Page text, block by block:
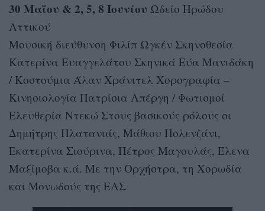
30 Μαΐου & 2, 5, 8 Ιουνίου Ωδείο Ηρώδου
Αττικού
Μουσική διεύθυνση Φιλίπ Ωγκέν Σκηνοθεσία
Κατερίνα Ευαγγελάτου Σκηνικά Εύα Μανιδάκη
/ Κοστούμια Άλαν Χράνιτελ Χορογραφία –
Κινησιολογία Πατρίσια Απέργη / Φωτισμοί
Ελευθερία Ντεκώ Στους βασικούς ρόλους οι
Δημήτρης Πλατανιάς, Μάθιου Πολενζάνι,
Εκατερίνα Σιούρινα, Πέτρος Μαγουλάς, Έλενα
Μαξίμοβα κ.ά. Με την Ορχήστρα, τη Χορωδία
και Μονωδούς της ΕΛΣ